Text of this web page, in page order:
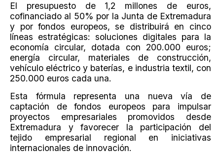
El presupuesto de 1,2 millones de euros,
cofinanciado al 50% por la Junta de Extremadura
y por fondos europeos, se distribuirá en cinco
líneas estratégicas: soluciones digitales para la
economía circular, dotada con 200.000 euros;
energía circular, materiales de construcción,
vehículo eléctrico y baterías, e industria textil, con
250.000 euros cada una.
Esta fórmula representa una nueva vía de
captación de fondos europeos para impulsar
proyectos empresariales promovidos desde
Extremadura y favorecer la participación del
tejido empresarial regional en iniciativas
internacionales de innovación.